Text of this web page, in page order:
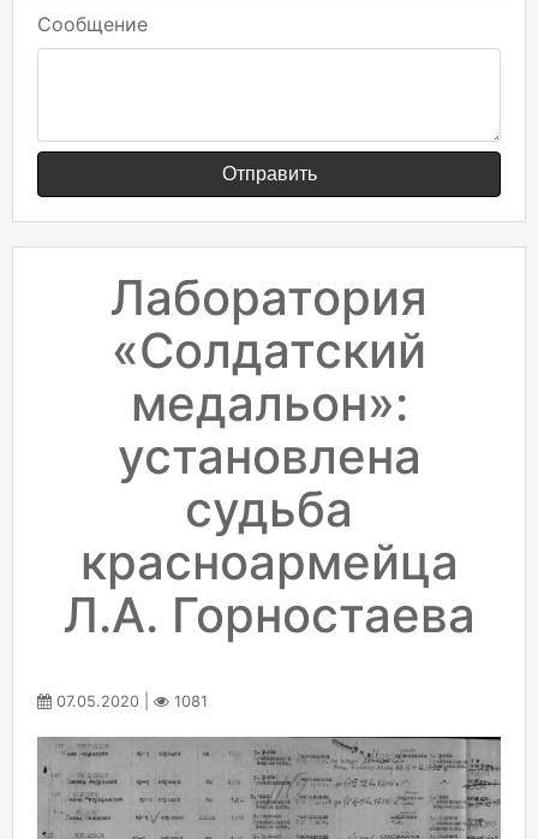
Сообщение
Отправить
Лаборатория
«Солдатский
медальон»:
установлена
судьба
красноармейца
Л.А. Горностаева
07.05.2020 | 1081